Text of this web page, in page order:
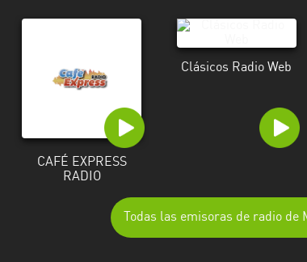
CAFÉ EXPRESS
RADIO
Clásicos Radio Web
Todas las emisoras de radio de